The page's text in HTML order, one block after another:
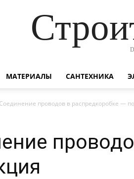
МАТЕРИАЛЫ САНТЕХНИКА
Соединение проводов в распредкоробке —